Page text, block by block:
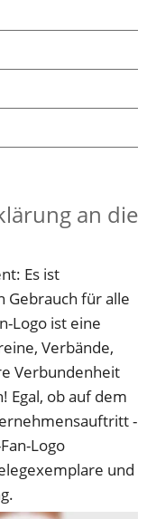
an die
Es ist
Gebrauch für alle
Logo ist eine
Verbände,
Verbundenheit
Egal, ob auf dem
-
Logo
und